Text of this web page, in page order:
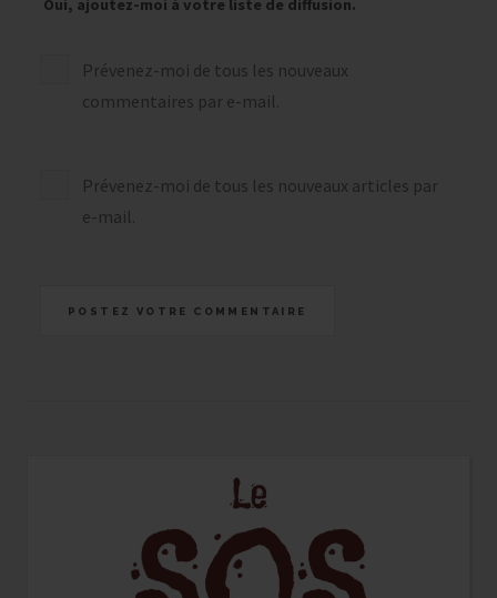
Oui, ajoutez-moi à votre liste de diffusion.
Prévenez-moi de tous les nouveaux
commentaires par e-mail.
Prévenez-moi de tous les nouveaux articles par
e-mail.